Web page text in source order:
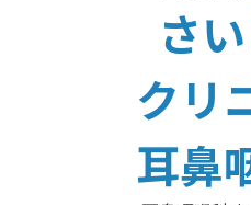
さ
クリ
耳鼻